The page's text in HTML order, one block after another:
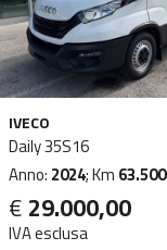
IVECO
Daily 35S16
Anno: 2024; Km 63.500
€ 29.000,00
IVA esclusa